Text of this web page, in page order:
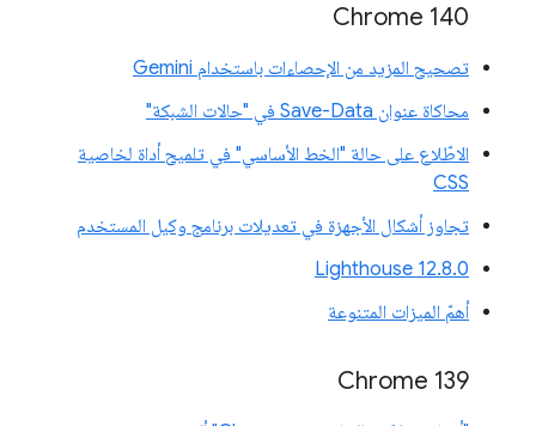
Chrome 140
تصحيح المزيد من الإحصاءات باستخدام Gemini
محاكاة عنوان Save-Data في "حالات الشبكة"
الاطّلاع على حالة "الخط الأساسي" في تلميح أداة لخاصية
CSS
تجاوز أشكال الأجهزة في تعديلات برنامج وكيل المستخدم
‫Lighthouse 12.8.0
أهمّ الميزات المتنوعة
‫Chrome 139